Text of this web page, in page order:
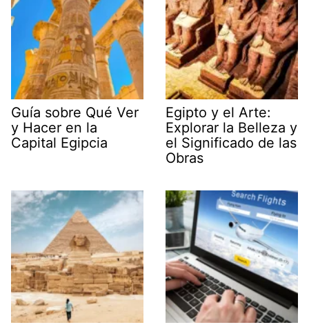
Guía sobre Qué Ver
y Hacer en la
Capital Egipcia
Egipto y el Arte:
Explorar la Belleza y
el Significado de las
Obras